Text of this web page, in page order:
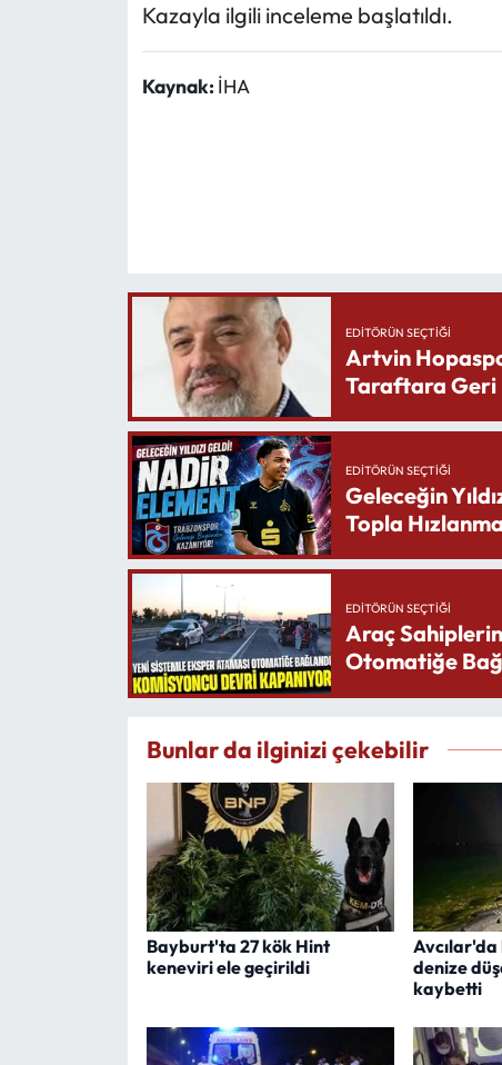
Kazayla ilgili inceleme başlatıldı.
Kaynak: İHA
EDITÖRÜN SEÇTIĞI
Artvin
Taraftara Geri
EDITÖRÜN SEÇTIĞI
Geleceğin
Topla
EDITÖRÜN SEÇTIĞI
Araç
Otomatiğe
Bunlar da ilginizi çekebilir
Bayburt'ta 27 kök Hint
keneviri ele geçirildi
denize
kaybetti